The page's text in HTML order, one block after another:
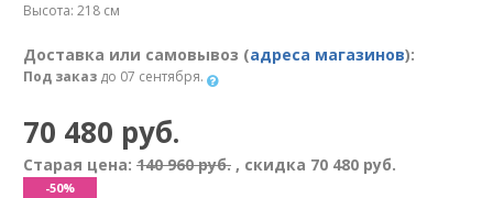
Высота: 218 см
Доставка или самовывоз (адреса магазинов):
Под заказ до 07 сентября.
70 480 руб.
Старая цена: 140 960 руб. , скидка 70 480 руб.
-50%